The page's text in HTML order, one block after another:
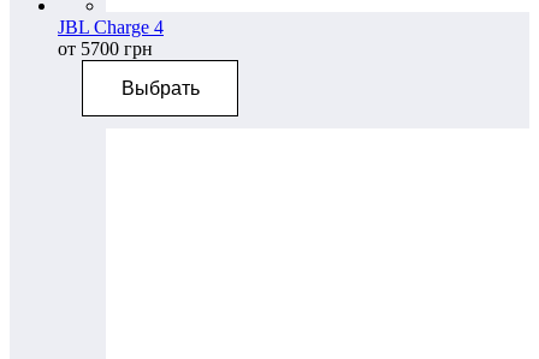
JBL Charge 4
от 5700 грн
Выбрать